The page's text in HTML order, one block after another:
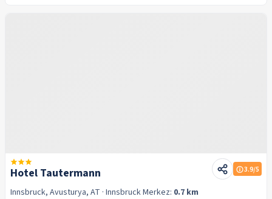
Hotel Tautermann 3.9/5
Innsbruck, Avusturya, AT · InnsbruckMerkez: 0.7 km